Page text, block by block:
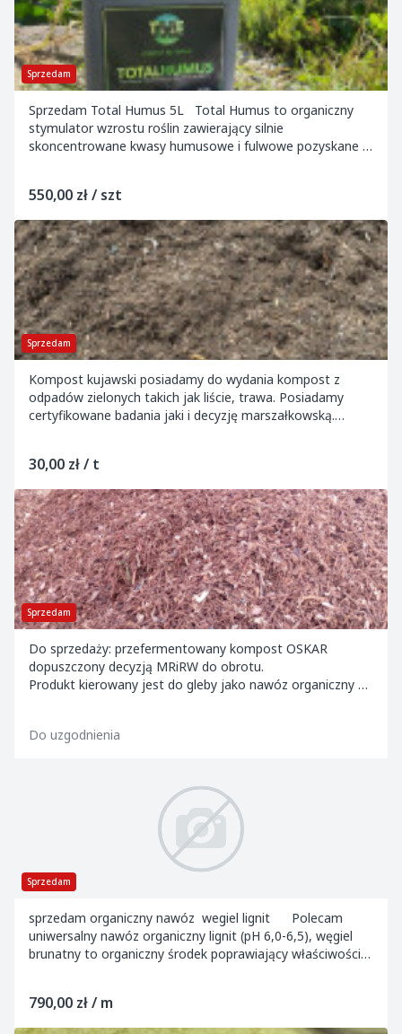
Sprzedam
Sprzedam Total Humus 5L Total Humus to organiczny
stymulator wzrostu roślin zawierający silnie
skoncentrowane kwasy humusowe i fulwowe pozyskane z
550,00 zł / szt
Sprzedam
Kompost kujawski posiadamy do wydania kompost z
odpadów zielonych takich jak liście, trawa. Posiadamy
certyfikowane badania jaki i decyzję marszałkowską.
30,00 zł / t
Sprzedam
Do sprzedaży: przefermentowany kompost OSKAR
dopuszczony decyzją MRiRW do obrotu.
Produkt kierowany jest do gleby jako nawóz organiczny w
Do uzgodnienia
Sprzedam
sprzedam organiczny nawóz wegiel lignit Polecam
uniwersalny nawóz organiczny lignit (pH 6,0-6,5), węgiel
brunatny to organiczny środek poprawiający właściwości
790,00 zł / m